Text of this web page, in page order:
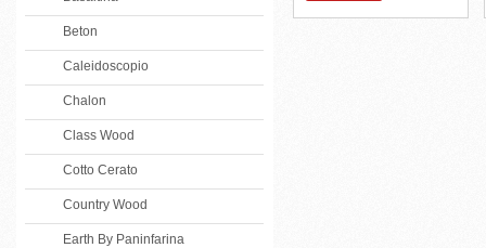
Beton
Caleidoscopio
Chalon
Class Wood
Cotto Cerato
Country Wood
Earth By Paninfarina